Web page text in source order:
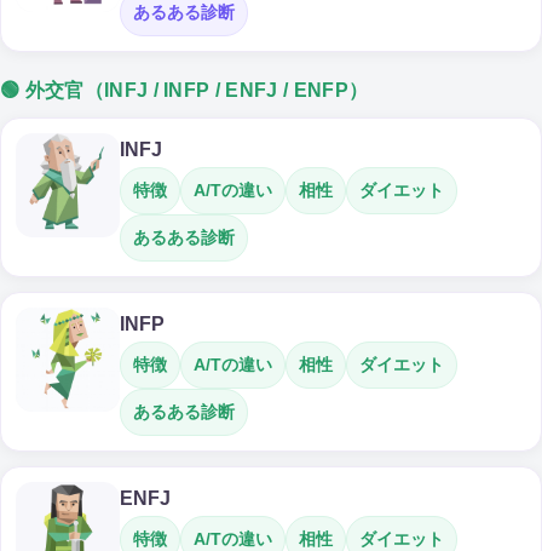
あるある診断
🟢 外交官（INFJ / INFP / ENFJ / ENFP）
INFJ
特徴 A/Tの違い 相性 ダイエット
あるある診断
INFP
特徴 A/Tの違い 相性 ダイエット
あるある診断
ENFJ
特徴 A/Tの違い 相性 ダイエット